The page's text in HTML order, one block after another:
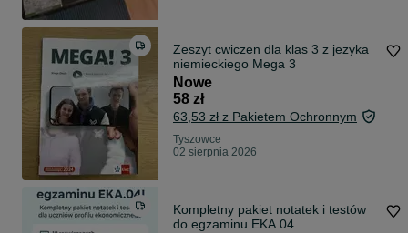
Zeszyt cwiczen dla klas 3 z jezyka
niemieckiego Mega 3
Nowe
58 zł
63,53 zł z Pakietem Ochronnym
Tyszowce
02 sierpnia 2026
Kompletny pakiet notatek i testów
do egzaminu EKA.04